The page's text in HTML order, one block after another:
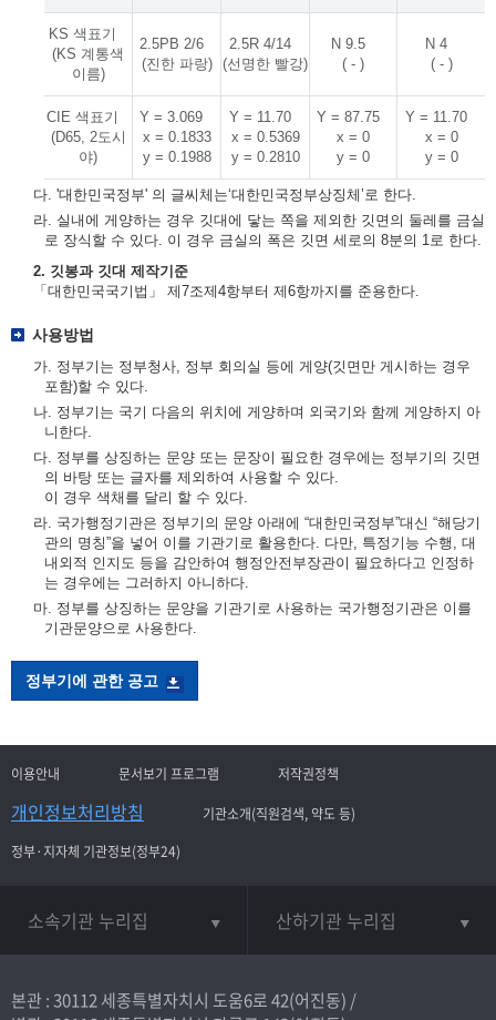
KS 색표기
(KS 계통색
이름)
2.5PB 2/6
(진한 파랑)
2.5R 4/14
(선명한 빨강)
N 9.5
( - )
N 4
( - )
CIE 색표기
(D65, 2도시
야)
Y = 3.069
x = 0.1833
y = 0.1988
Y = 11.70
x = 0.5369
y = 0.2810
Y = 87.75
x = 0
y = 0
Y = 11.70
x = 0
y = 0
다. '대한민국정부' 의 글씨체는‘대한민국정부상징체’로 한다.
라. 실내에 게양하는 경우 깃대에 닿는 쪽을 제외한 깃면의 둘레를 금실
로 장식할 수 있다. 이 경우 금실의 폭은 깃면 세로의 8분의 1로 한다.
2. 깃봉과 깃대 제작기준
「대한민국국기법」 제7조제4항부터 제6항까지를 준용한다.
사용방법
가. 정부기는 정부청사, 정부 회의실 등에 게양(깃면만 게시하는 경우
포함)할 수 있다.
나. 정부기는 국기 다음의 위치에 게양하며 외국기와 함께 게양하지 아
니한다.
다. 정부를 상징하는 문양 또는 문장이 필요한 경우에는 정부기의 깃면
의 바탕 또는 글자를 제외하여 사용할 수 있다.
이 경우 색채를 달리 할 수 있다.
라. 국가행정기관은 정부기의 문양 아래에 “대한민국정부”대신 “해당기
관의 명칭”을 넣어 이를 기관기로 활용한다. 다만, 특정기능 수행, 대
내외적 인지도 등을 감안하여 행정안전부장관이 필요하다고 인정하
는 경우에는 그러하지 아니하다.
마. 정부를 상징하는 문양을 기관기로 사용하는 국가행정기관은 이를
기관문양으로 사용한다.
정부기에 관한 공고
이용안내 문서보기 프로그램 저작권정책
개인정보처리방침
기관소개(직원검색, 약도 등)
정부·지자체 기관정보(정부24)
소속기관 누리집 산하기관 누리집
본관 : 30112 세종특별자치시 도움6로 42(어진동) /